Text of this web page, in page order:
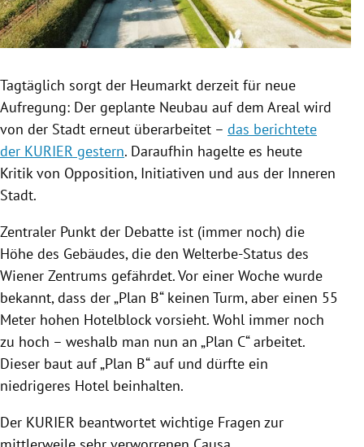
Untermenü
Untermenü
Tagtäglich sorgt der Heumarkt derzeit für neue
Aufregung: Der geplante Neubau auf dem Areal wird
von der Stadt erneut überarbeitet – das berichtete
der KURIER gestern. Daraufhin hagelte es heute
Kritik von Opposition, Initiativen und aus der Inneren
Stadt.
Zentraler Punkt der Debatte ist (immer noch) die
Höhe des Gebäudes, die den Welterbe-Status des
Wiener Zentrums gefährdet. Vor einer Woche wurde
bekannt, dass der „Plan B“ keinen Turm, aber einen 55
Meter hohen Hotelblock vorsieht. Wohl immer noch
zu hoch – weshalb man nun an „Plan C“ arbeitet.
Dieser baut auf „Plan B“ auf und dürfte ein
niedrigeres Hotel beinhalten.
Der KURIER beantwortet wichtige Fragen zur